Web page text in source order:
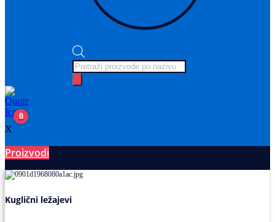
Products
search
0
X
Proizvodi
Kuglični ležajevi